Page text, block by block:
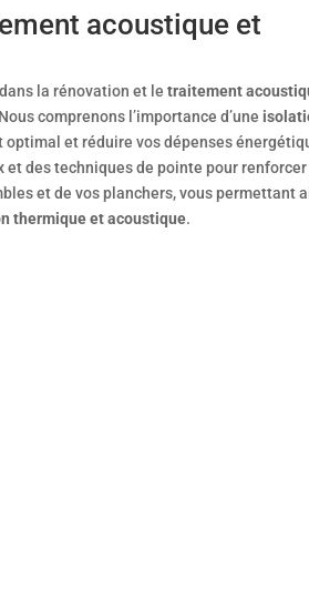
acoustique et
la rénovation et le traitement
comprenons l’importance d’une
et réduire vos dépenses
des techniques de pointe pour renforcer
et de vos planchers, vous permettant
thermique et acoustique.